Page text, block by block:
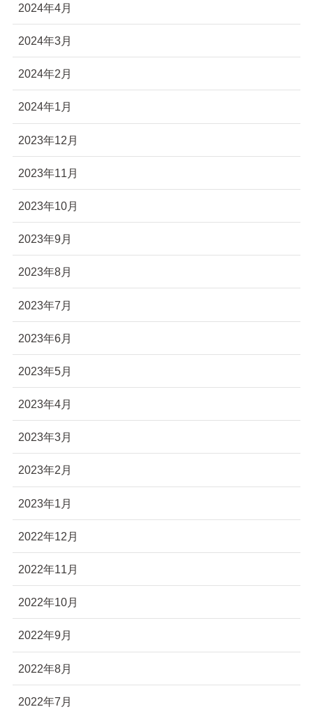
2024年4月
2024年3月
2024年2月
2024年1月
2023年12月
2023年11月
2023年10月
2023年9月
2023年8月
2023年7月
2023年6月
2023年5月
2023年4月
2023年3月
2023年2月
2023年1月
2022年12月
2022年11月
2022年10月
2022年9月
2022年8月
2022年7月